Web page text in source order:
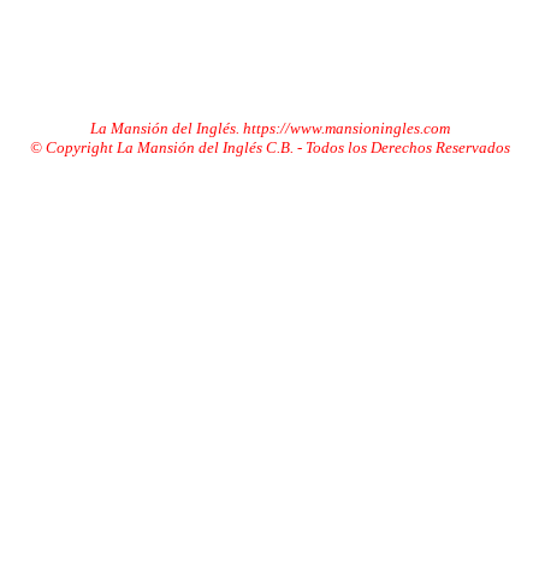
La Mansión del Inglés. https://www.mansioningles.com
© Copyright La Mansión del Inglés C.B. - Todos los Derechos Reservados